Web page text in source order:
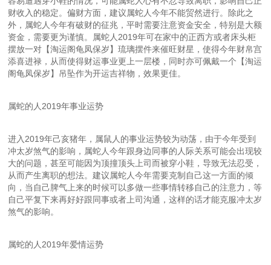
财收入的稳定。偏财方面，建议属蛇人今年不能贸然进行。除此之
外，属蛇人今年有破财的征兆，平时需要注意资金安全，特别是大额
资金，需要更为谨慎。属蛇人2019年可在家中的正西方或者床头柜
摆放一对【淘运阁龟凤保岁】琉璃摆件来催旺财星，使得今年财帛宫
添喜进禄，从而使得财运事业更上一层楼，同时亦可佩戴一个【淘运
阁龟凤保岁】吊坠作为开运吉祥物，效果更佳。
属蛇的人2019年事业运势
进入2019年己亥猪年，属鼠人的事业运势较为动荡，由于今年受到
冲太岁煞气的影响，属蛇人今年跟身边同事的人际关系可能会出现较
大的问题，甚至可能因为顶撞顶头上司而被穿小鞋，导致无法忍受，
从而产生离职的想法。建议属蛇人今年需要克制自己这一方面的倾
向，当自己脾气上来的时候可以多做一些事情转移自己的注意力，等
自己平复下来再好好跟同事或者上司沟通，这样的话才能克服冲太岁
煞气的影响。
属蛇的人2019年爱情运势